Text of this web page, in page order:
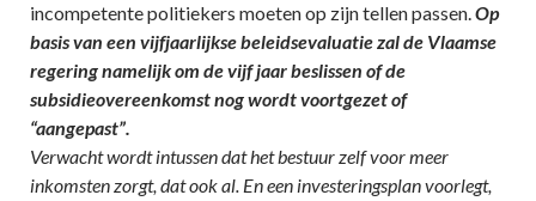
incompetente politiekers moeten op zijn tellen passen.Op
basis van een vijfjaarlijkse beleidsevaluatie zal de Vlaamse
regering namelijk om de vijf jaar beslissen of de
subsidieovereenkomst nog wordt voortgezet of
“aangepast”.
Verwacht wordt intussen dat het bestuur zelf voor meer
inkomsten zorgt, dat ook al. En een investeringsplan voorlegt,